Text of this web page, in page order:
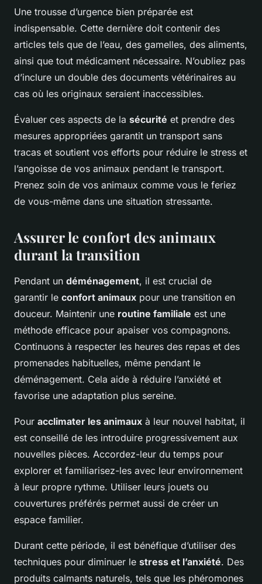
Une trousse d’urgence bien préparée est
indispensable. Cette dernière doit contenir des
articles tels que de l’eau, des gamelles, des aliments,
ainsi que tout médicament nécessaire. N’oubliez pas
d’inclure un double des documents vétérinaires au
cas où les originaux seraient inaccessibles.
Évaluer ces aspects de la sécurité et prendre des
mesures appropriées garantit un transport sans
tracas et soutient vos efforts pour réduire le stress et
l’angoisse de vos animaux pendant le transport.
Prenez soin de vos animaux comme vous le feriez
de vous-même dans une situation stressante.
Assurer le confort des animaux
durant la transition
Pendant un déménagement, il est crucial de
garantir le confort animaux pour une transition en
douceur. Maintenir une routine familiale est une
méthode efficace pour apaiser vos compagnons.
Continuons à respecter les heures des repas et des
promenades habituelles, même pendant le
déménagement. Cela aide à réduire l’anxiété et
favorise une adaptation plus sereine.
Pour acclimater les animaux à leur nouvel habitat, il
est conseillé de les introduire progressivement aux
nouvelles pièces. Accordez-leur du temps pour
explorer et familiarisez-les avec leur environnement
à leur propre rythme. Utiliser leurs jouets ou
couvertures préférés permet aussi de créer un
espace familier.
Durant cette période, il est bénéfique d’utiliser des
techniques pour diminuer le stress et l’anxiété. Des
produits calmants naturels, tels que les phéromones